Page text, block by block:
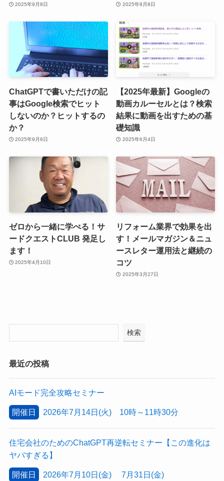
2025年9月8日 2025年9月8日
ChatGPTで書いただけの記
事はGoogle検索でヒット
しないのか？ヒットするの
か？
2025年9月6日
【2025年最新】Googleの
動画カルーセルとは？検索
結果に動画を出すための基
礎知識
2025年6月4日
ゼロから一緒に学べる！サ
ードクエストCLUB 発足し
ます！
2025年4月10日
リフォーム業界で効果を出
す！メールマガジン＆ニュ
ースレター運用法と継続の
コツ
2025年3月27日
検索
最近の投稿
AIモード完全攻略セミナー
開催日 2026年7月14日(火) 10時～11時30分
住宅会社のためのChatGPT再逆転セミナー【この進化は
ヤバすぎる】
開催日 2026年7月10日(金) 7月31日(金)